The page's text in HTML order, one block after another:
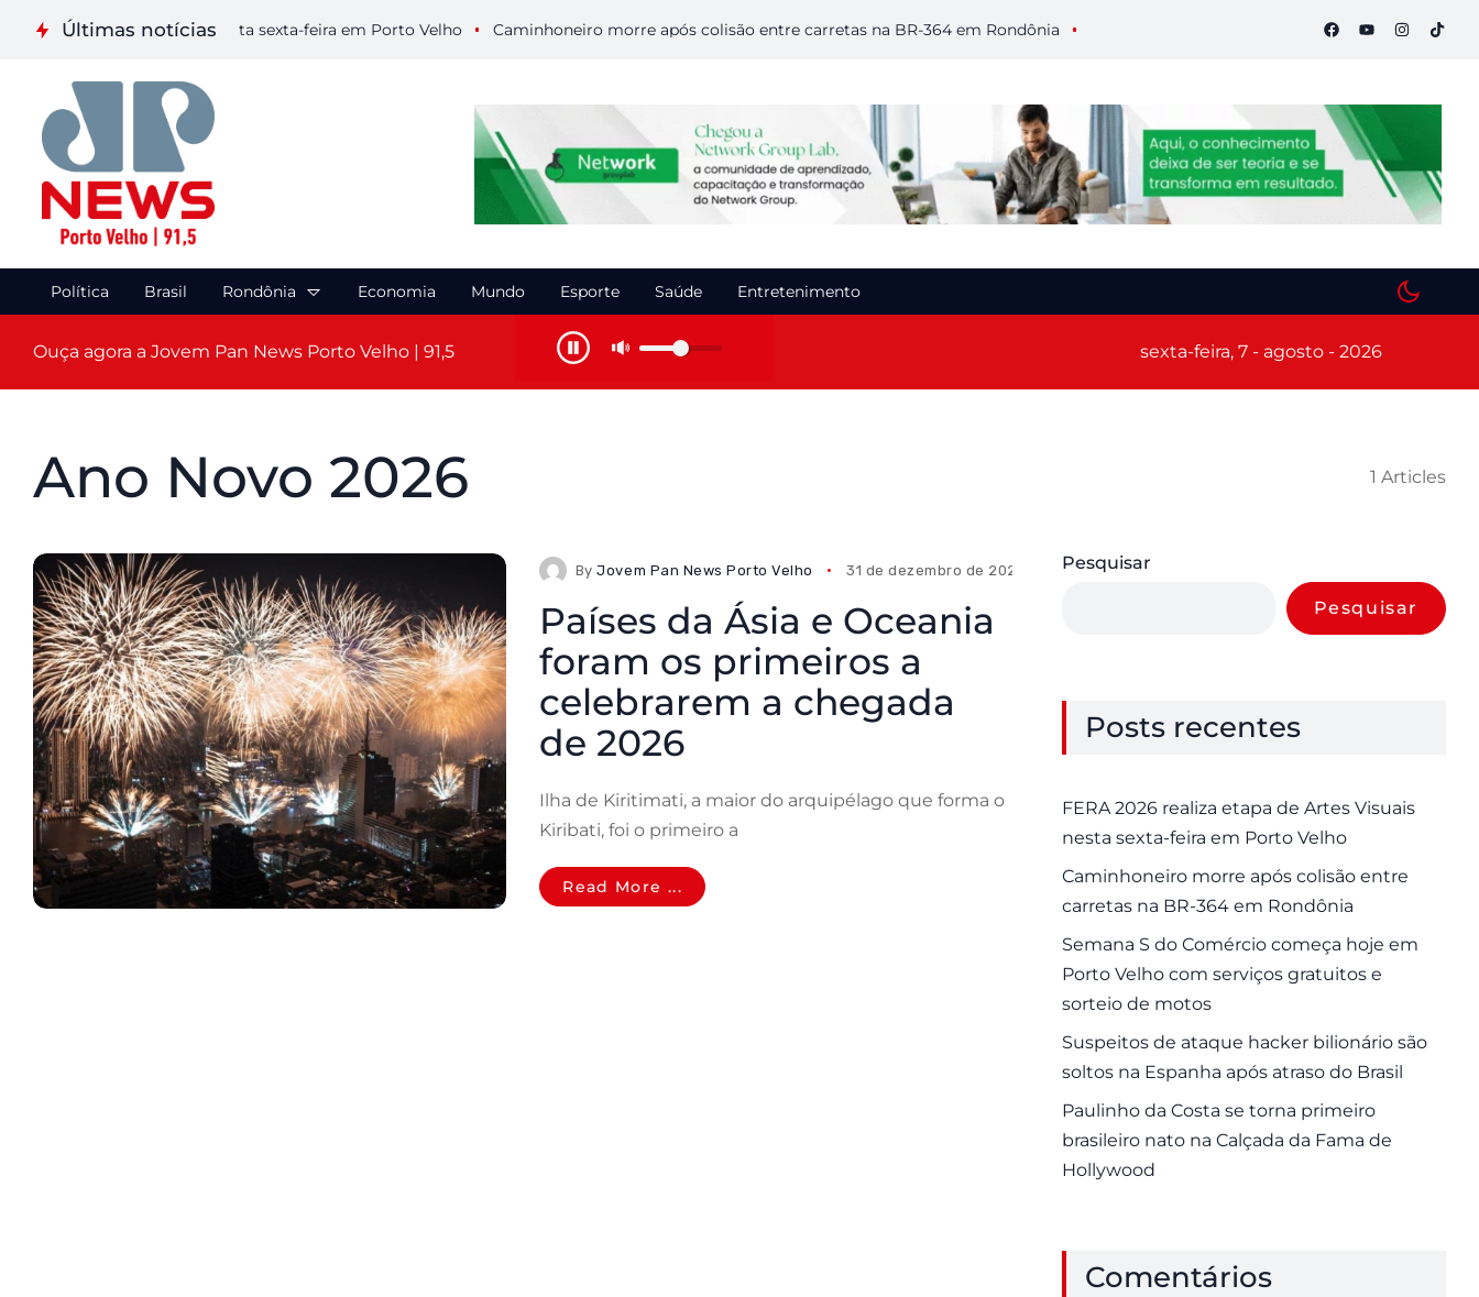
Últimas notícias
de Artes Visuais nesta sexta-feira em Porto Velho Caminhoneiro morre após colisão entre carretas na BR-364 em Rondônia Semana S do Comércio começa hoje em Porto Velho
Política Brasil Rondônia Economia Mundo Esporte Saúde Entretenimento
Ouça agora a Jovem Pan News Porto Velho | 91,5 sexta-feira, 7 - agosto - 2026
Ano Novo 2026 1 Articles
ByJovem Pan News Porto Velho 31 de dezembro de 2025 0 Comments
Países da Ásia e Oceania
foram os primeiros a
celebrarem a chegada
de 2026
Ilha de Kiritimati, a maior do arquipélago que forma o
Kiribati, foi o primeiro a
Read More ...
Pesquisar
Pesquisar
Posts recentes
FERA 2026 realiza etapa de Artes Visuais
nesta sexta-feira em Porto Velho
Caminhoneiro morre após colisão entre
carretas na BR-364 em Rondônia
Semana S do Comércio começa hoje em
Porto Velho com serviços gratuitos e
sorteio de motos
Suspeitos de ataque hacker bilionário são
soltos na Espanha após atraso do Brasil
Paulinho da Costa se torna primeiro
brasileiro nato na Calçada da Fama de
Hollywood
Comentários